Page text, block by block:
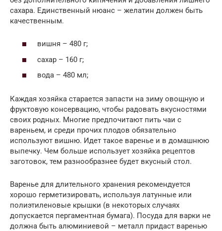
сахара. Единственный нюанс – желатин должен быть
качественным.
вишня – 480 г;
сахар – 160 г;
вода – 480 мл;
Каждая хозяйка старается запасти на зиму овощную и
фруктовую консервацию, чтобы радовать вкусностями
своих родных. Многие предпочитают пить чаи с
вареньем, и среди прочих плодов обязательно
используют вишню. Идет такое варенье и в домашнюю
выпечку. Чем больше использует хозяйка рецептов
заготовок, тем разнообразнее будет вкусный стол.
Варенье для длительного хранения рекомендуется
хорошо герметизировать, используя латунные или
полиэтиленовые крышки (в некоторых случаях
допускается пергаментная бумага). Посуда для варки не
должна быть алюминиевой – металл придаст варенью